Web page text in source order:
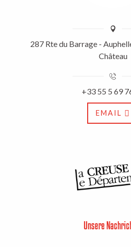
287 Rte du Barrage -
Château
+33 55 5 69
EMAIL
Unsere